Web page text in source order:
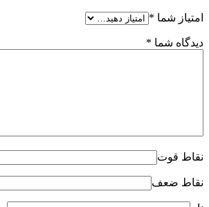
امتیاز شما *
دیدگاه شما *
نقاط قوت
نقاط ضعف